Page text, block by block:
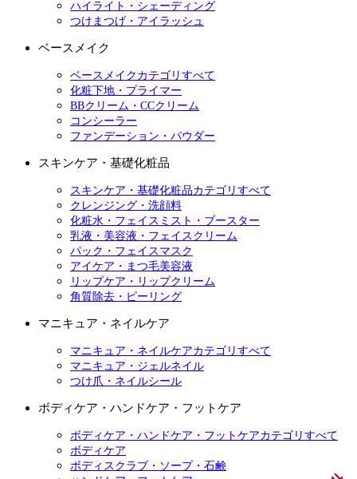
ハイライト・シェーディング
つけまつげ・アイラッシュ
ベースメイク
ベースメイクカテゴリすべて
化粧下地・プライマー
BBクリーム・CCクリーム
コンシーラー
ファンデーション・パウダー
スキンケア・基礎化粧品
スキンケア・基礎化粧品カテゴリすべて
クレンジング・洗顔料
化粧水・フェイスミスト・ブースター
乳液・美容液・フェイスクリーム
パック・フェイスマスク
アイケア・まつ毛美容液
リップケア・リップクリーム
角質除去・ピーリング
マニキュア・ネイルケア
マニキュア・ネイルケアカテゴリすべて
マニキュア・ジェルネイル
つけ爪・ネイルシール
ボディケア・ハンドケア・フットケア
ボディケア・ハンドケア・フットケアカテゴリすべて
ボディケア
ボディスクラブ・ソープ・石鹸